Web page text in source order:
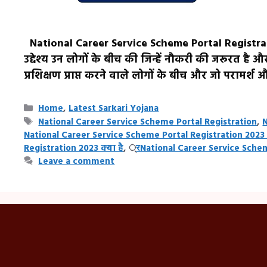
National Career Service Scheme Portal
उद्देश्य उन लोगों के बीच की जिन्हें नौकरी की जरूरत है
प्रशिक्षण प्राप्त करने वाले लोगों के बीच और जो
Categories
Home,Latest Sarkari Yojana
Tags
National Career Service Scheme Portal Registration,
National Career Service Scheme Portal Registration
Registration 2023 क्या है,्रNational Career Service
Leave a comment